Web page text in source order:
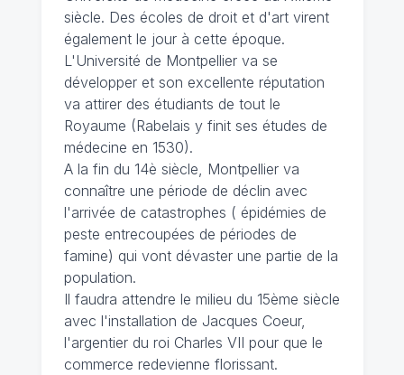
siècle. Des écoles de droit et d'art virent
également le jour à cette époque.
L'Université de Montpellier va se
développer et son excellente réputation
va attirer des étudiants de tout le
Royaume (Rabelais y finit ses études de
médecine en 1530).
A la fin du 14è siècle, Montpellier va
connaître une période de déclin avec
l'arrivée de catastrophes ( épidémies de
peste entrecoupées de périodes de
famine) qui vont dévaster une partie de la
population.
Il faudra attendre le milieu du 15ème siècle
avec l'installation de Jacques Coeur,
l'argentier du roi Charles VII pour que le
commerce redevienne florissant.